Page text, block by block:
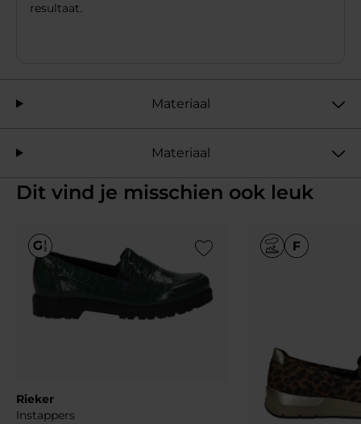
resultaat.
Materiaal
Materiaal
Dit vind je misschien ook leuk
Add to Wishlist
Rieker
Instappers